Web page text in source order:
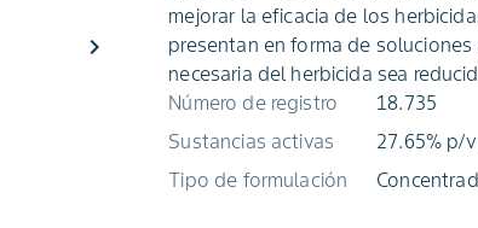
chevron_right
mejorar la eficacia de los
presentan en forma de
necesaria del herbicida sea
Número de registro
18.735
Sustancias activas
27.65% p/
Tipo de formulación